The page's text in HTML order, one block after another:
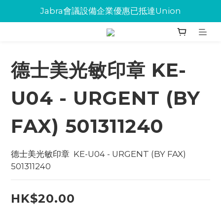
Jabra會議設備企業優惠已抵達Union
Jabra會議設備企業優惠已抵達Union
環保碳粉歡迎大量下單
德士美光敏印章 KE-
U04 - URGENT (BY
FAX) 501311240
德士美光敏印章  KE-U04 - URGENT (BY FAX)
501311240
HK$20.00